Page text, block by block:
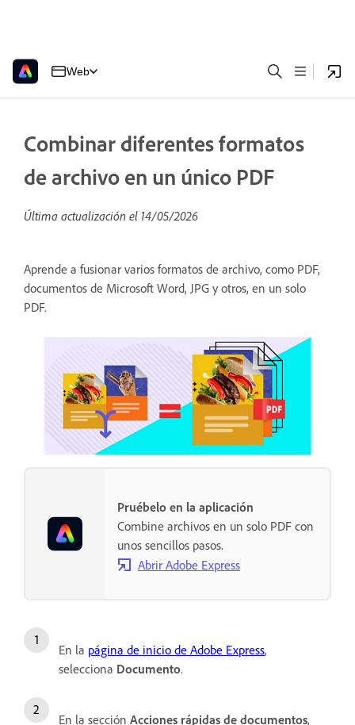
Web
Combinar diferentes formatos
de archivo en un único PDF
Última actualización el 14/05/2026
Aprende a fusionar varios formatos de archivo, como PDF,
documentos de Microsoft Word, JPG y otros, en un solo
PDF.
Pruébelo en la aplicación
Combine archivos en un solo PDF con
unos sencillos pasos.
Abrir Adobe Express
En la página de inicio de Adobe Express,
selecciona Documento.
En la sección Acciones rápidas de documentos,